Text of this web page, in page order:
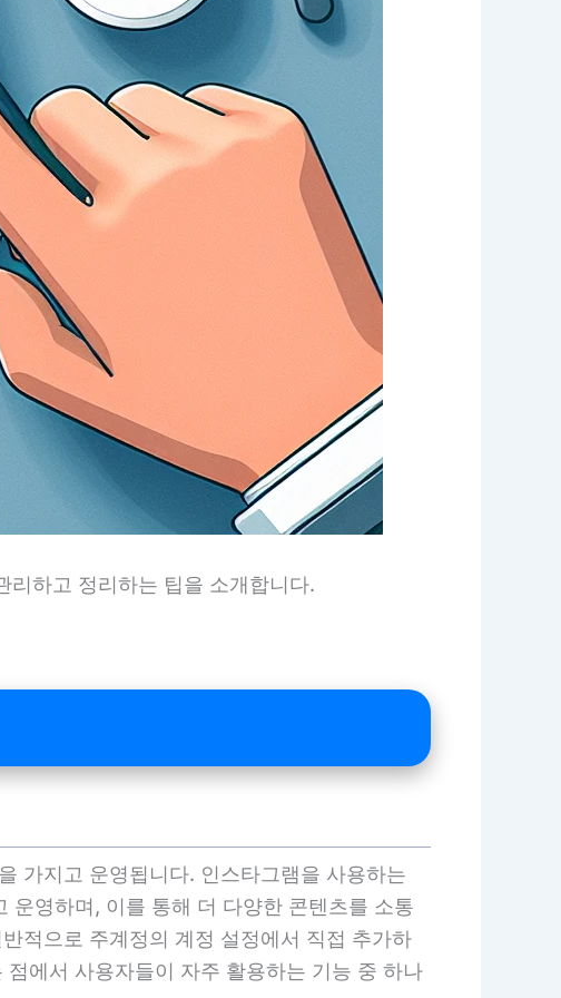
리하고 정리하는 팁을 소개합니다.
가지고 운영됩니다. 인스타그램을 사용하는
운영하며, 이를 통해 더 다양한 콘텐츠를 소통
적으로 주계정의 계정 설정에서 직접 추가하
에서 사용자들이 자주 활용하는 기능 중 하나